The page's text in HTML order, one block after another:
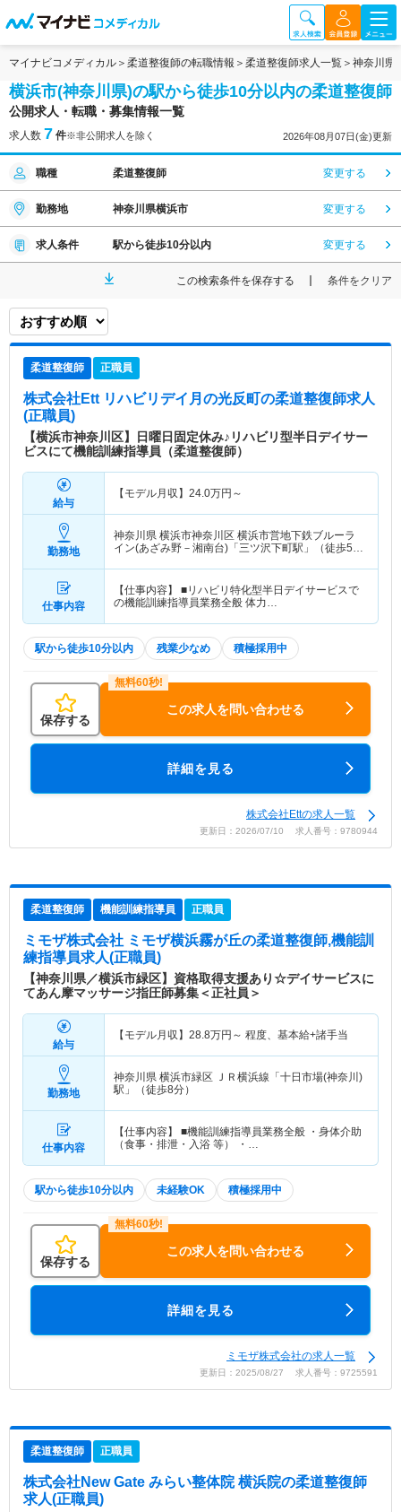
マイナビコメディカル 柔道整復師の転職情報 柔道整復師求人一覧 神奈川県
横浜市(神奈川県)の駅から徒歩10分以内の柔道整復師
公開求人・転職・募集情報一覧
求人数 7 件※非公開求人を除く 2026年08月07日(金)更新
職種 柔道整復師 変更する
勤務地 神奈川県横浜市 変更する
求人条件 駅から徒歩10分以内 変更する
この検索条件を保存する 条件をクリア
柔道整復師 正職員
株式会社Ett リハビリデイ月の光反町の柔道整復師求人
(正職員)
【横浜市神奈川区】日曜日固定休み♪リハビリ型半日デイサー
ビスにて機能訓練指導員（柔道整復師）
給与
【モデル月収】 24.0万円～
勤務地
神奈川県 横浜市神奈川区 横浜市営地下鉄ブルーラ
イン(あざみ野－湘南台)「三ツ沢下町駅」（徒歩5
仕事内容
【仕事内容】 ■リハビリ特化型半日デイサービスで
の機能訓練指導員業務全般 体力…
駅から徒歩10分以内 残業少なめ 積極採用中
保存する
この求人を問い合わせる
詳細を見る
株式会社Ettの求人一覧
更新日：2026/07/10 求人番号：9780944
柔道整復師 機能訓練指導員 正職員
ミモザ株式会社 ミモザ横浜霧が丘の柔道整復師,機能訓
練指導員求人(正職員)
【神奈川県／横浜市緑区】資格取得支援あり☆デイサービスに
てあん摩マッサージ指圧師募集＜正社員＞
給与
【モデル月収】 28.8万円～ 程度、基本給+諸手当
勤務地
神奈川県 横浜市緑区 ＪＲ横浜線「十日市場(神奈川)
駅」（徒歩8分）
仕事内容
【仕事内容】 ■機能訓練指導員業務全般 ・身体介助
（食事・排泄・入浴 等） ・…
駅から徒歩10分以内 未経験OK 積極採用中
保存する
この求人を問い合わせる
詳細を見る
ミモザ株式会社の求人一覧
更新日：2025/08/27 求人番号：9725591
柔道整復師 正職員
株式会社New Gate みらい整体院 横浜院の柔道整復師
求人(正職員)